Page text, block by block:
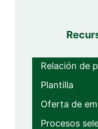
Relación de
Plantilla
Oferta de
Procesos